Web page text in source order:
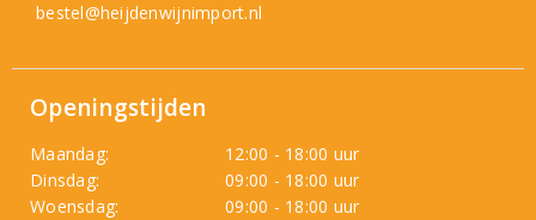
bestel@heijdenwijnimport.nl
Openingstijden
Maandag:
12:00 - 18:00 uur
Dinsdag:
09:00 - 18:00 uur
Woensdag:
09:00 - 18:00 uur